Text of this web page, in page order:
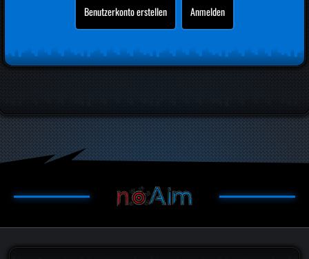
Benutzerkonto erstellen Anmelden